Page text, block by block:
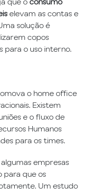
elevam as contas e
solução é
copos
para o uso interno.
o home office
Existem
e o fluxo de
Humanos
para os times.
empresas
para que os
Um estudo